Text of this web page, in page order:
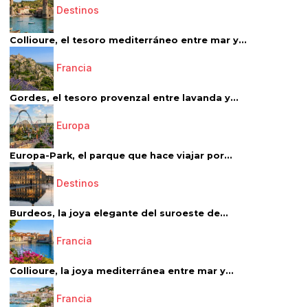
Destinos
Collioure, el tesoro mediterráneo entre mar y...
Francia
Gordes, el tesoro provenzal entre lavanda y...
Europa
Europa-Park, el parque que hace viajar por...
Destinos
Burdeos, la joya elegante del suroeste de...
Francia
Collioure, la joya mediterránea entre mar y...
Francia